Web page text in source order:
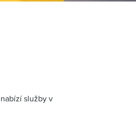
nabízí služby v